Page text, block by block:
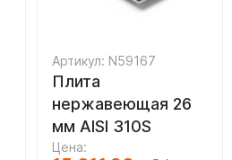
Артикул: N59167
Плита
нержавеющая 26
мм AISI 310S
Цена: